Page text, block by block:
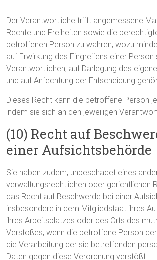
Der Verantwortliche trifft angemessene
Rechte und Freiheiten sowie die
betroffenen Person zu wahren, wozu
auf Erwirkung des Eingreifens einer Person
Verantwortlichen, auf Darlegung des
und auf Anfechtung der Entscheidung
Dieses Recht kann die betroffene Person
indem sie sich an den jeweiligen
(10) Recht auf
einer Aufsichtsbehörde
Sie haben zudem, unbeschadet eines
verwaltungsrechtlichen oder gerichtlichen
das Recht auf Beschwerde bei einer
insbesondere in dem Mitgliedstaat ihres
ihres Arbeitsplatzes oder des Orts des
Verstoßes, wenn die betroffene Person
die Verarbeitung der sie betreffenden
Daten gegen diese Verordnung verstößt.